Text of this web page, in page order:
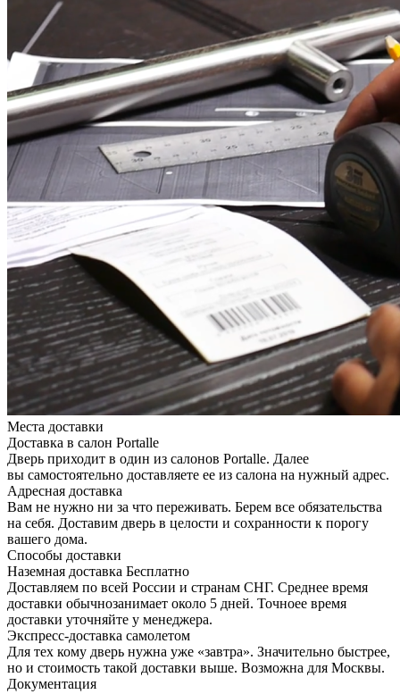
Места доставки
Доставка в салон Portalle
Дверь приходит в один из салонов Portalle. Далее
вы самостоятельно доставляете ее из салона на нужный адрес.
Адресная доставка
Вам не нужно ни за что переживать. Берем все обязательства
на себя. Доставим дверь в целости и сохранности к порогу
вашего дома.
Способы доставки
Наземная доставка Бесплатно
Доставляем по всей России и странам СНГ. Среднее время
доставки обычнозанимает около 5 дней. Точноее время
доставки уточняйте у менеджера.
Экспресс-доставка самолетом
Для тех кому дверь нужна уже «завтра». Значительно быстрее,
но и стоимость такой доставки выше. Возможна для Москвы.
Документация